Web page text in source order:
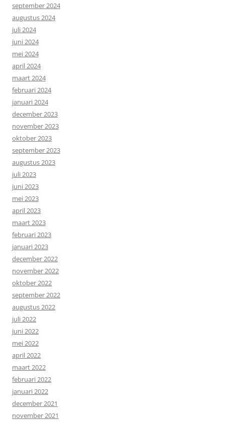
september 2024
augustus 2024
juli 2024
juni 2024
mei 2024
april 2024
maart 2024
februari 2024
januari 2024
december 2023
november 2023
oktober 2023
september 2023
augustus 2023
juli 2023
juni 2023
mei 2023
april 2023
maart 2023
februari 2023
januari 2023
december 2022
november 2022
oktober 2022
september 2022
augustus 2022
juli 2022
juni 2022
mei 2022
april 2022
maart 2022
februari 2022
januari 2022
december 2021
november 2021